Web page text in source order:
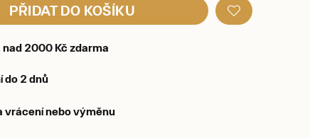
PŘIDAT DO KOŠÍKU
nad 2000 Kč zdarma
do 2 dnů
vrácení nebo výměnu